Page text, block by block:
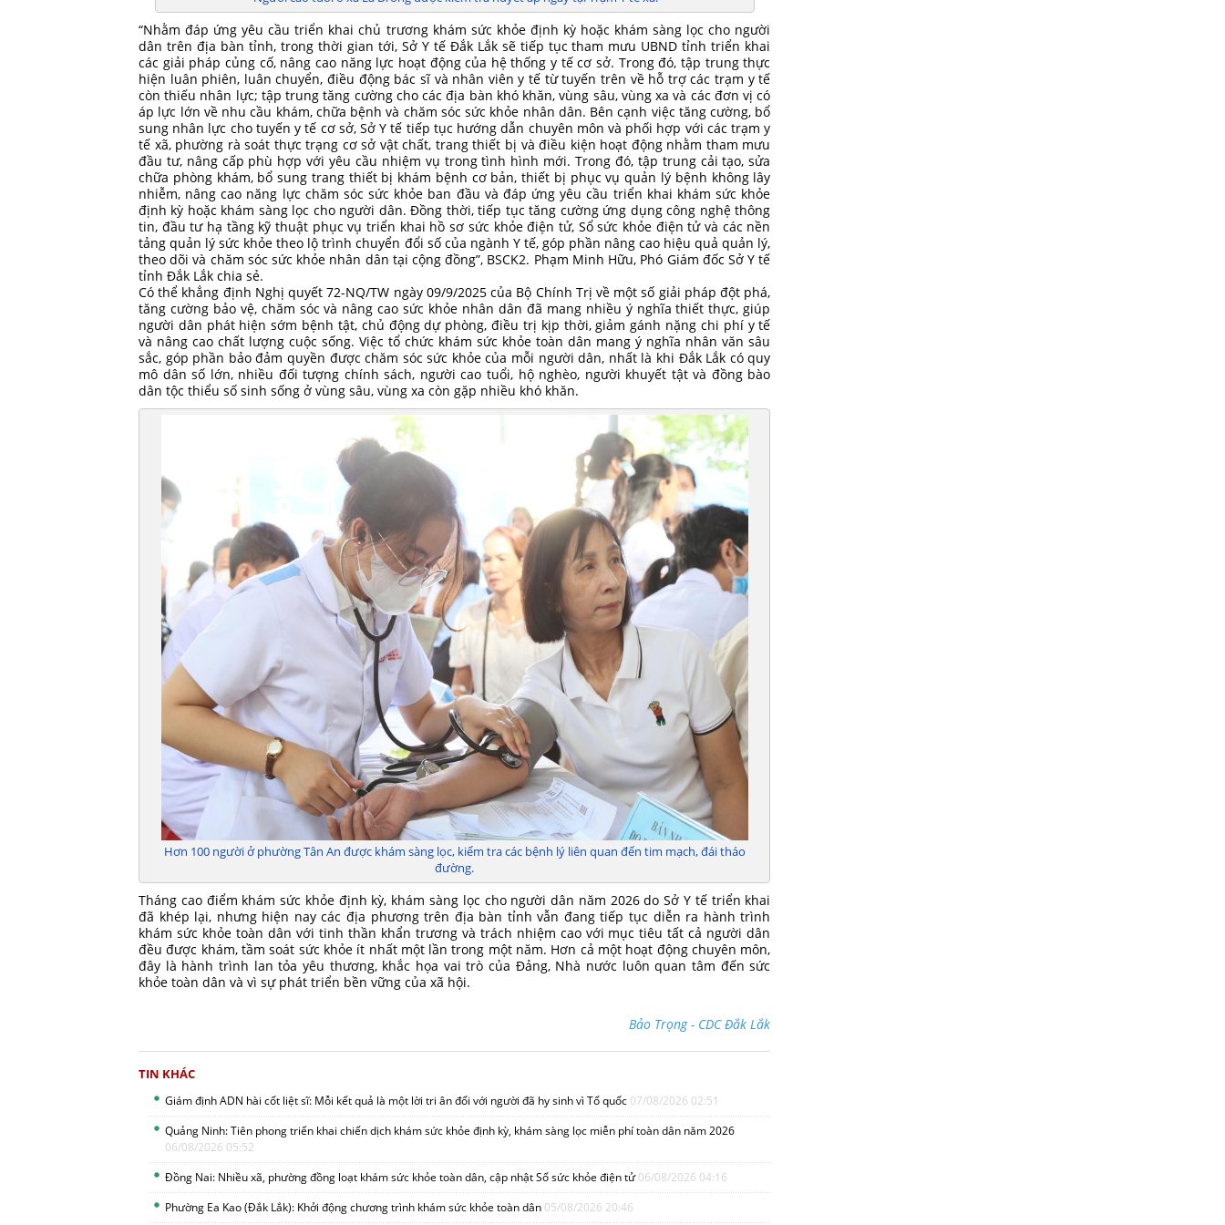
“Nhằm đáp ứng yêu cầu triển khai chủ trương khám sức khỏe định kỳ hoặc khám sàng lọc cho người
dân trên địa bàn tỉnh, trong thời gian tới, Sở Y tế Đắk Lắk sẽ tiếp tục tham mưu UBND tỉnh triển khai
các giải pháp củng cố, nâng cao năng lực hoạt động của hệ thống y tế cơ sở. Trong đó, tập trung thực
hiện luân phiên, luân chuyển, điều động bác sĩ và nhân viên y tế từ tuyến trên về hỗ trợ các trạm y tế
còn thiếu nhân lực; tập trung tăng cường cho các địa bàn khó khăn, vùng sâu, vùng xa và các đơn vị có
áp lực lớn về nhu cầu khám, chữa bệnh và chăm sóc sức khỏe nhân dân. Bên cạnh việc tăng cường, bổ
sung nhân lực cho tuyến y tế cơ sở, Sở Y tế tiếp tục hướng dẫn chuyên môn và phối hợp với các trạm y
tế xã, phường rà soát thực trạng cơ sở vật chất, trang thiết bị và điều kiện hoạt động nhằm tham mưu
đầu tư, nâng cấp phù hợp với yêu cầu nhiệm vụ trong tình hình mới. Trong đó, tập trung cải tạo, sửa
chữa phòng khám, bổ sung trang thiết bị khám bệnh cơ bản, thiết bị phục vụ quản lý bệnh không lây
nhiễm, nâng cao năng lực chăm sóc sức khỏe ban đầu và đáp ứng yêu cầu triển khai khám sức khỏe
định kỳ hoặc khám sàng lọc cho người dân. Đồng thời, tiếp tục tăng cường ứng dụng công nghệ thông
tin, đầu tư hạ tầng kỹ thuật phục vụ triển khai hồ sơ sức khỏe điện tử, Sổ sức khỏe điện tử và các nền
tảng quản lý sức khỏe theo lộ trình chuyển đổi số của ngành Y tế, góp phần nâng cao hiệu quả quản lý,
theo dõi và chăm sóc sức khỏe nhân dân tại cộng đồng”, BSCK2. Phạm Minh Hữu, Phó Giám đốc Sở Y tế
tỉnh Đắk Lắk chia sẻ.
Có thể khẳng định Nghị quyết 72-NQ/TW ngày 09/9/2025 của Bộ Chính Trị về một số giải pháp đột phá,
tăng cường bảo vệ, chăm sóc và nâng cao sức khỏe nhân dân đã mang nhiều ý nghĩa thiết thực, giúp
người dân phát hiện sớm bệnh tật, chủ động dự phòng, điều trị kịp thời, giảm gánh nặng chi phí y tế
và nâng cao chất lượng cuộc sống. Việc tổ chức khám sức khỏe toàn dân mang ý nghĩa nhân văn sâu
sắc, góp phần bảo đảm quyền được chăm sóc sức khỏe của mỗi người dân, nhất là khi Đắk Lắk có quy
mô dân số lớn, nhiều đối tượng chính sách, người cao tuổi, hộ nghèo, người khuyết tật và đồng bào
dân tộc thiểu số sinh sống ở vùng sâu, vùng xa còn gặp nhiều khó khăn.
Hơn 100 người ở phường Tân An được khám sàng lọc, kiểm tra các bệnh lý liên quan đến tim mạch, đái tháo
đường.
Tháng cao điểm khám sức khỏe định kỳ, khám sàng lọc cho người dân năm 2026 do Sở Y tế triển khai
đã khép lại, nhưng hiện nay các địa phương trên địa bàn tỉnh vẫn đang tiếp tục diễn ra hành trình
khám sức khỏe toàn dân với tinh thần khẩn trương và trách nhiệm cao với mục tiêu tất cả người dân
đều được khám, tầm soát sức khỏe ít nhất một lần trong một năm. Hơn cả một hoạt động chuyên môn,
đây là hành trình lan tỏa yêu thương, khắc họa vai trò của Đảng, Nhà nước luôn quan tâm đến sức
khỏe toàn dân và vì sự phát triển bền vững của xã hội.
Bảo Trọng - CDC Đắk Lắk
TIN KHÁC
Giám định ADN hài cốt liệt sĩ: Mỗi kết quả là một lời tri ân đối với người đã hy sinh vì Tổ quốc 07/08/2026 02:51
Quảng Ninh: Tiên phong triển khai chiến dịch khám sức khỏe định kỳ, khám sàng lọc miễn phí toàn dân năm 2026
06/08/2026 05:52
Đồng Nai: Nhiều xã, phường đồng loạt khám sức khỏe toàn dân, cập nhật Sổ sức khỏe điện tử06/08/2026 04:16
Phường Ea Kao (Đắk Lắk): Khởi động chương trình khám sức khỏe toàn dân 05/08/2026 20:46